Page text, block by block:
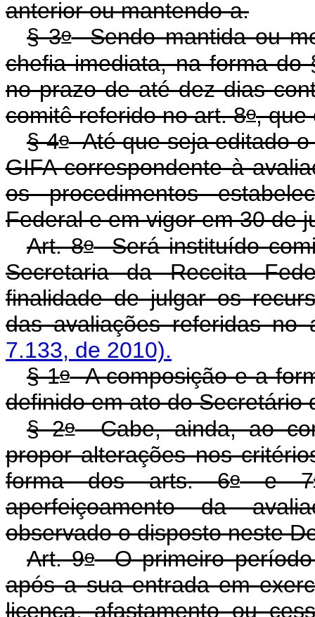
anterior ou mantendo-a.
§ 3oSendo mantida ou
chefia imediata, na forma do
no prazo de até dez dias
comitê referido no art. 8o, que
§ 4oAté que seja editado o
GIFA correspondente à
os procedimentos
Federal e em vigor em 30 de
Art. 8oSerá instituído
Secretaria da Receita
finalidade de julgar os
das avaliações referidas no
7.133, de 2010).
§ 1oA composição e a
definido em ato do Secretário
§ 2oCabe, ainda, ao
propor alterações nos
forma dos arts. 6oe 7
aperfeiçoamento da
observado o disposto neste
Art. 9oO primeiro período
após a sua entrada em
licença, afastamento ou